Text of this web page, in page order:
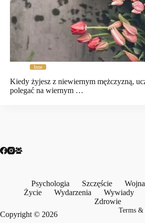
Inne
Kiedy żyjesz z niewiernym mężczyzną,
polegać na wiernym …
Psychologia Szczęście Wojna
Życie
Wydarzenia Wywiady
Zdrowie
Copyright © 2026
Terms &